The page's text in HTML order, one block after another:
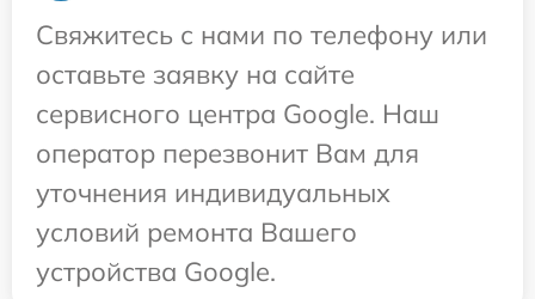
Свяжитесь с нами по телефону или
оставьте заявку на сайте
сервисного центра Google. Наш
оператор перезвонит Вам для
уточнения индивидуальных
условий ремонта Вашего
устройства Google.